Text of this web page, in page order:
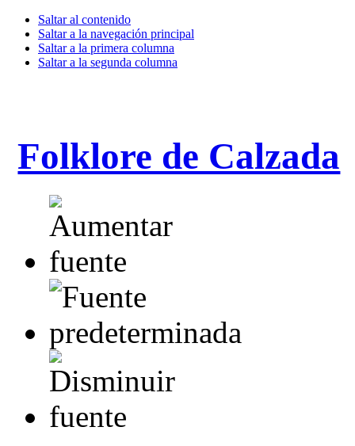
Saltar al contenido
Saltar a la navegación principal
Saltar a la primera columna
Saltar a la segunda columna
Folklore de Calzada